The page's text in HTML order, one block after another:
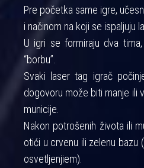
Pre početka same igre,
i načinom na koji se ispaljuju
U igri se formiraju dva
“borbu”.
Svaki laser tag igrač
dogovoru može biti manje ili
municije.
Nakon potrošenih života ili
otići u crvenu ili zelenu bazu
osvetljenjiem).